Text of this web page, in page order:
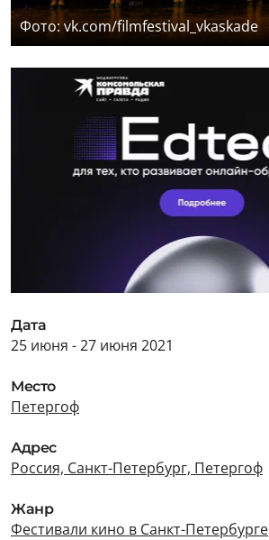
Фото: vk.com/filmfestival_vkaskade
Дата
25 июня - 27 июня 2021
Место
Петергоф
Адрес
Россия, Санкт-Петербург, Петергоф
Жанр
Фестивали кино в Санкт-Петербурге